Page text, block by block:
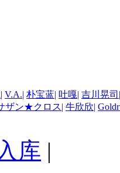
| V.A.| 朴宝蓝| 吐嘎| 吉川晃司 |
ザン★クロス| 牛欣欣|
库 |